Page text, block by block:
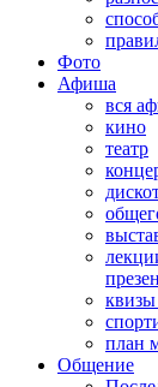
Фото
Афиша
вся
кино
театр
план
Общение